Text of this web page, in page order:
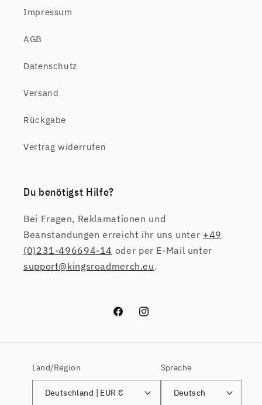
Impressum
AGB
Datenschutz
Versand
Rückgabe
Vertrag widerrufen
Du benötigst Hilfe?
Bei Fragen, Reklamationen und
Beanstandungen erreicht ihr uns unter +49
(0)231-496694-14 oder per E-Mail unter
support@kingsroadmerch.eu.
FacebookInstagram
Land/Region
Deutschland | EUR €
Sprache
Deutsch